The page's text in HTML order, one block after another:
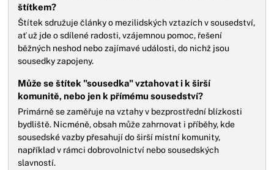
štítkem?
Štítek sdružuje články o mezilidských vztazích v sousedství,
ať už jde o sdílené radosti, vzájemnou pomoc, řešení
běžných neshod nebo zajímavé události, do nichž jsou
sousedky zapojeny.
Může se štítek "sousedka" vztahovat i k širší
komunitě, nebo jen k přímému sousedství?
Primárně se zaměřuje na vztahy v bezprostřední blízkosti
bydliště. Nicméně, obsah může zahrnovat i příběhy, kde
sousedské vazby přesahují do širší místní komunity,
například v rámci dobrovolnictví nebo sousedských
slavností.